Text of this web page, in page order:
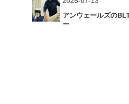
アンウェールズの
ー